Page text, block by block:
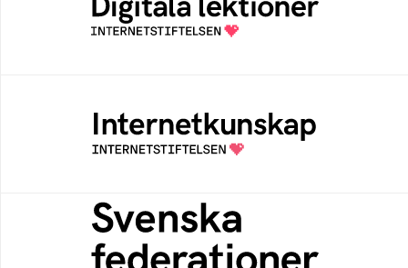
Öppen digital lärresurs med färdiga lektioner
för alla stadier i grundskolan
Samlad kunskap som hjälper dig att bli en
säker och medveten internetanvändare
Svenska federationer
Grunden för medlemskap i en sektors- eller
kontextspecifik federation